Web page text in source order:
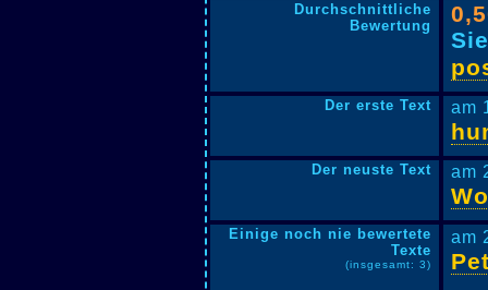
Durchschnittliche
Bewertung
Der erste Text am
Der neuste Text am
Einige noch nie bewertete
Texte
(insgesamt: 3)
am